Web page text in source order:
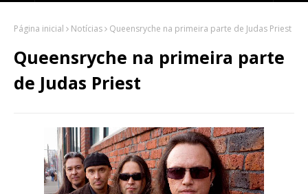
Página inicial Notícias Queensryche na primeira parte de Judas Priest
Queensryche na primeira parte
de Judas Priest